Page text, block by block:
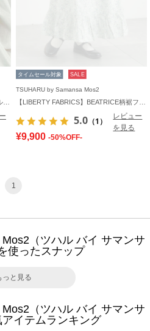
タイムセール対象 SALE
TSUHARU by Samansa Mos2
5.0 （1）
レビュー
を見る
¥9,900 -50%OFF-
1
（ツハル バイ サマンサ
使ったスナップ
っと見る
（ツハル バイ サマンサ
イテムランキング